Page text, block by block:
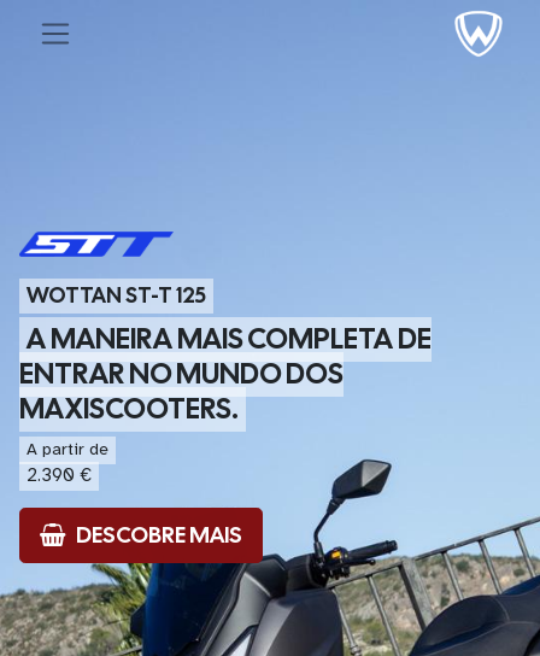
WOTTAN ST-T 125
A MANEIRA MAIS COMPLETA DE
ENTRAR NO MUNDO DOS
MAXISCOOTERS.
A partir de
2.390 €
DESCOBRE MAIS